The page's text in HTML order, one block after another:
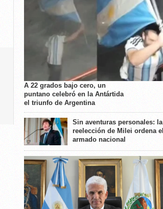
A 22 grados bajo cero, un
puntano celebró en la Antártida
el triunfo de Argentina
Sin aventuras personales: la
reelección de Milei ordena el
armado nacional